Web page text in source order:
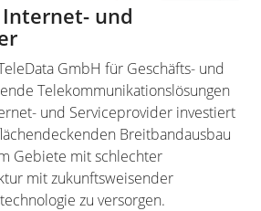
und
GmbH für Geschäfts- und
Telekommunikationslösungen
und Serviceprovider investiert
Breitbandausbau
Gebiete mit schlechter
mit zukunftsweisender
zu versorgen.